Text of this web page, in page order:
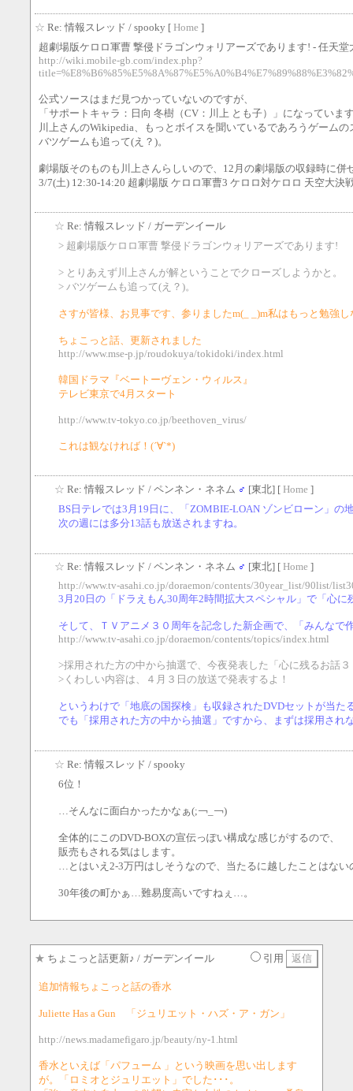
☆ Re: 情報スレッド / spooky [ Home ]
超劇場版ケロロ軍曹 撃侵ドラゴンウォリアーズであります! - 任天堂
http://wiki.mobile-gb.com/index.php?
公式ソースはまだ見つかっていないのですが、
「サポートキャラ：日向 冬樹（CV：川上 とも子）」になっていま
川上さんのWikipedia、もっとボイスを聞いているであろうゲーム
バツゲームも追って(え？)。
劇場版そのものも川上さんらしいので、12月の劇場版の収録時に
3/7(土) 12:30-14:20 超劇場版 ケロロ軍曹3 ケロロ対ケロロ 天空大決
☆ Re: 情報スレッド / ガーデンイール
> 超劇場版ケロロ軍曹 撃侵ドラゴンウォリアーズであります!
> とりあえず川上さんが解ということでクローズしようかと。
> バツゲームも追って(え？)。
さすが皆様、お見事です、参りましたm(_ _)m私はもっと勉強
ちょこっと話、更新されました
http://www.mse-p.jp/roudokuya/tokidoki/index.html
韓国ドラマ『ベートーヴェン・ウィルス』
テレビ東京で4月スタート
http://www.tv-tokyo.co.jp/beethoven_virus/
これは観なければ！(´∀`*)
☆ Re: 情報スレッド / ペンネン・ネネム ♂ [東北] [ Home ]
BS日テレでは3月19日に、「ZOMBIE-LOAN ゾンビローン」の
次の週には多分13話も放送されますね。
☆ Re: 情報スレッド / ペンネン・ネネム ♂ [東北] [ Home ]
http://www.tv-asahi.co.jp/doraemon/contents/30year_list/90list/
3月20日の「ドラえもん30周年2時間拡大スペシャル」で「心
そして、ＴＶアニメ３０周年を記念した新企画で、「みんなで
http://www.tv-asahi.co.jp/doraemon/contents/topics/index.html
>採用された方の中から抽選で、今夜発表した「心に残るお話
>くわしい内容は、４月３日の放送で発表するよ！
というわけで「地底の国探検」も収録されたDVDセットが当た
でも「採用された方の中から抽選」ですから、まずは採用され
☆ Re: 情報スレッド / spooky
6位！
…そんなに面白かったかなぁ(;￢_￢)
全体的にこのDVD-BOXの宣伝っぽい構成な感じがするので、
販売もされる気はします。
…とはいえ2-3万円はしそうなので、当たるに越したことはない
30年後の町かぁ…難易度高いですねぇ…。
★ ちょこっと話更新♪ / ガーデンイール 引用
追加情報ちょこっと話の香水
Juliette Has a Gun 「ジュリエット・ハズ・ア・ガン」
http://news.madamefigaro.jp/beauty/ny-1.html
香水といえば「パフューム 」という映画を思い出します
が。「ロミオとジュリエット」でした･･･。